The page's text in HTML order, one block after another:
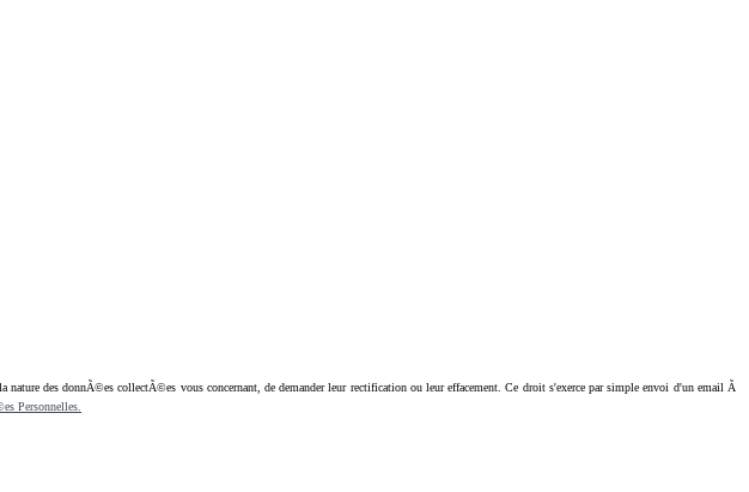
des donnÃ©es collectÃ©es vous concernant, de demander leur rectification ou leur effacement. Ce droit s'exerce par simple envoi d'un email Ã
Personnelles.